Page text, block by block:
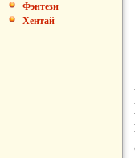
Фэнтези
Хентай